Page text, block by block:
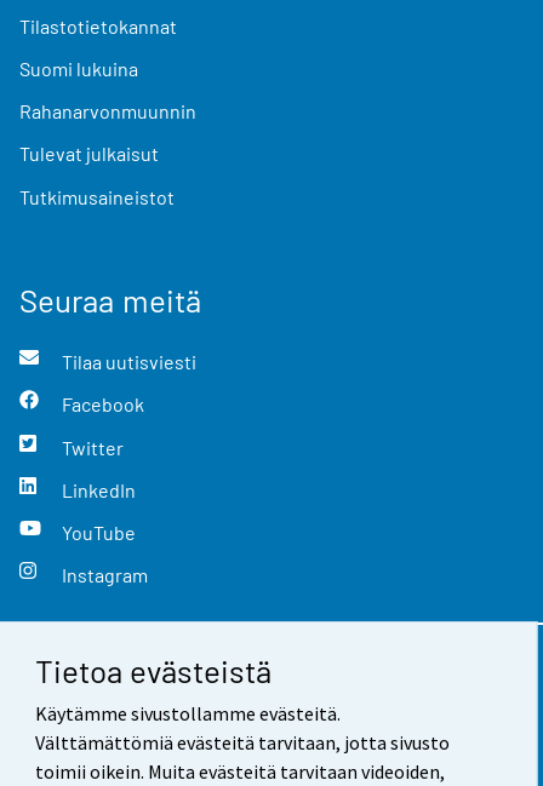
Tietoa evästeistä
Käytämme sivustollamme evästeitä.
Välttämättömiä evästeitä tarvitaan, jotta sivusto
toimii oikein. Muita evästeitä tarvitaan videoiden,
Tilastotietokannat
Suomi lukuina
Rahanarvonmuunnin
Tulevat julkaisut
Tutkimusaineistot
Seuraa meitä
Tilaa uutisviesti
Facebook
Twitter
LinkedIn
YouTube
Instagram
Yhteystiedot
Palaute
Käyttöehdot